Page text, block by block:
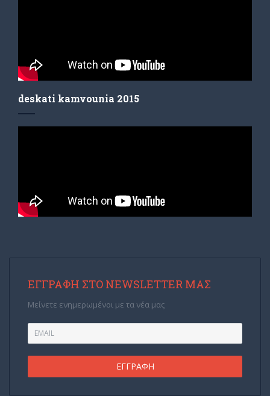
deskati kamvounia 2015
ΕΓΓΡΑΦΉ ΣΤΟ NEWSLETTER ΜΑΣ
Μείνετε ενημερωμένοι με τα νέα μας